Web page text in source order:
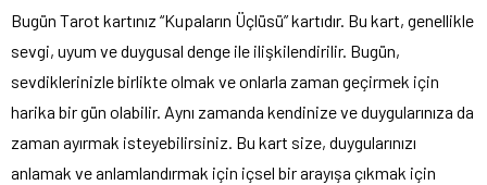
Bugün Tarot kartınız “Kupaların Üçlüsü” kartıdır. Bu kart, genellikle
sevgi, uyum ve duygusal denge ile ilişkilendirilir. Bugün,
sevdiklerinizle birlikte olmak ve onlarla zaman geçirmek için
harika bir gün olabilir. Aynı zamanda kendinize ve duygularınıza da
zaman ayırmak isteyebilirsiniz. Bu kart size, duygularınızı
anlamak ve anlamlandırmak için içsel bir arayışa çıkmak için